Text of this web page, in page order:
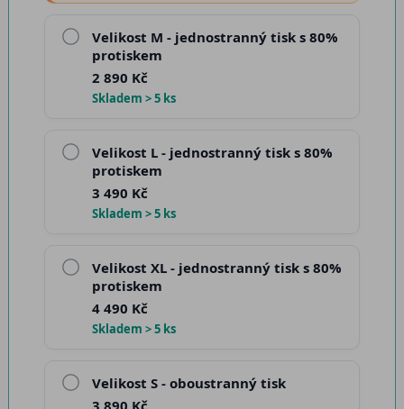
Velikost M - jednostranný tisk s 80%
protiskem
2 890 Kč
Skladem > 5 ks
Velikost L - jednostranný tisk s 80%
protiskem
3 490 Kč
Skladem > 5 ks
Velikost XL - jednostranný tisk s 80%
protiskem
4 490 Kč
Skladem > 5 ks
Velikost S - oboustranný tisk
3 890 Kč